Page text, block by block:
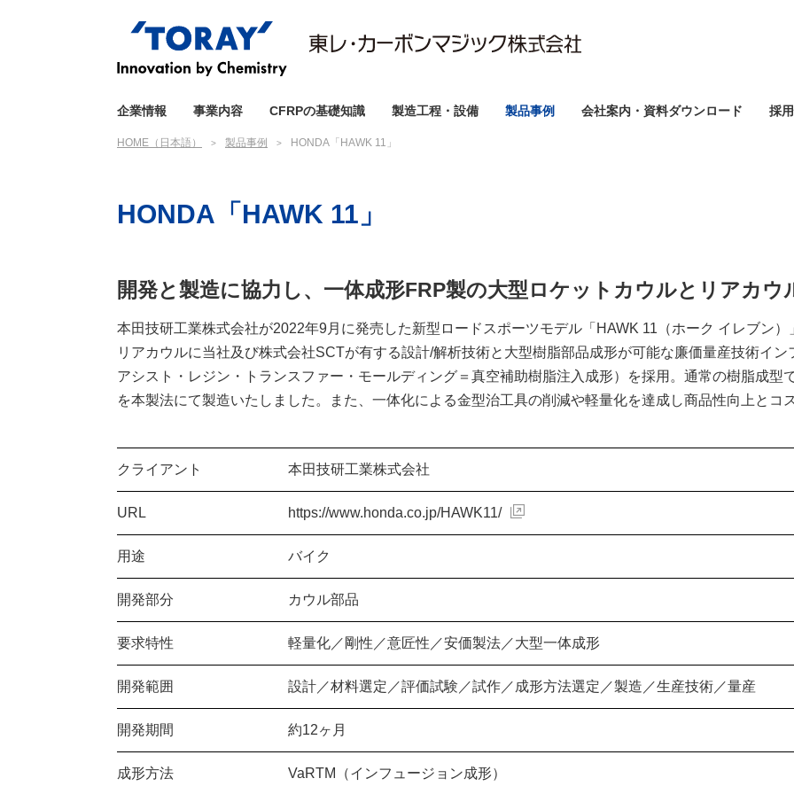
企業情報 事業内容 CFRPの基礎知識 製造工程・設備 製品事例 会社案内・資料ダウンロード 採
HOME（日本語） 製品事例 HONDA「HAWK 11」
HONDA「HAWK 11」
開発と製造に協力し、一体成形FRP製の大型ロケットカウルとリアカウ
本田技研工業株式会社が2022年9月に発売した新型ロードスポーツモデル「HAWK 11（ホーク イレブン
リアカウルに当社及び株式会社SCTが有する設計/解析技術と大型樹脂部品成形が可能な廉価量産技術イン
アシスト・レジン・トランスファー・モールディング＝真空補助樹脂注入成形）を採用。通常の樹脂成型
を本製法にて製造いたしました。また、一体化による金型治工具の削減や軽量化を達成し商品性向上とコ
クライアント 本田技研工業株式会社
URL https://www.honda.co.jp/HAWK11/
用途 バイク
開発部分 カウル部品
要求特性 軽量化／剛性／意匠性／安価製法／大型一体成形
開発範囲 設計／材料選定／評価試験／試作／成形方法選定／製造／生産技術／量産
開発期間 約12ヶ月
成形方法 VaRTM（インフュージョン成形）